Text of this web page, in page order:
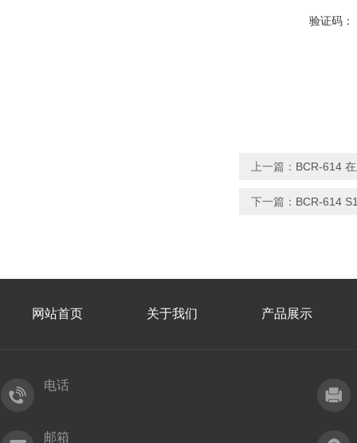
验证码：
上一篇： BCR-614
下一篇： BCR-614
网站首页 关于我们 产品展示
电话
邮箱